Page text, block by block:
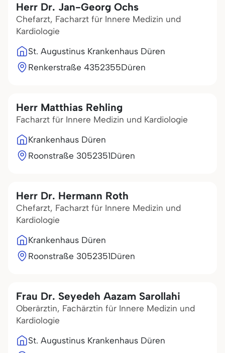
Herr Dr. Jan-Georg Ochs
Chefarzt, Facharzt für Innere Medizin und
Kardiologie
St. Augustinus Krankenhaus Düren
Renkerstraße 4352355Düren
Herr Matthias Rehling
Facharzt für Innere Medizin und Kardiologie
Krankenhaus Düren
Roonstraße 3052351Düren
Herr Dr. Hermann Roth
Chefarzt, Facharzt für Innere Medizin und
Kardiologie
Krankenhaus Düren
Roonstraße 3052351Düren
Frau Dr. Seyedeh Aazam Sarollahi
Oberärztin, Fachärztin für Innere Medizin und
Kardiologie
St. Augustinus Krankenhaus Düren